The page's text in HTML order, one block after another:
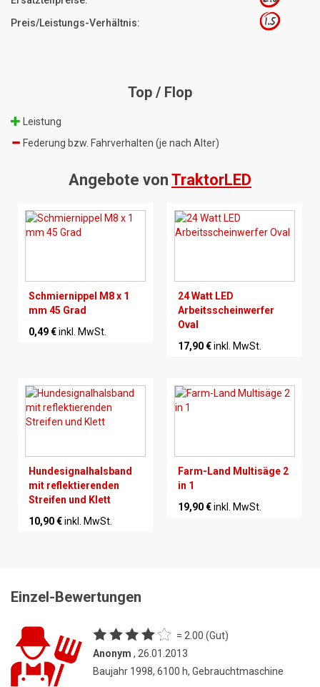
Preis/Leistungs-Verhältnis: 1.5
Top / Flop
Leistung
Federung bzw. Fahrverhalten (je nach Alter)
Angebote von TraktorLED
Schmiernippel M8 x 1
mm 45 Grad
0,49 €inkl. MwSt.
24 Watt LED
Arbeitsscheinwerfer
Oval
17,90 €inkl. MwSt.
Hundesignalhalsband
mit reflektierenden
Streifen und Klett
10,90 €inkl. MwSt.
Farm-Land Multisäge 2
in 1
19,90 €inkl. MwSt.
Einzel-Bewertungen
= 2.00 (Gut)
Anonym , 26.01.2013
Baujahr 1998, 6100 h, Gebrauchtmaschine